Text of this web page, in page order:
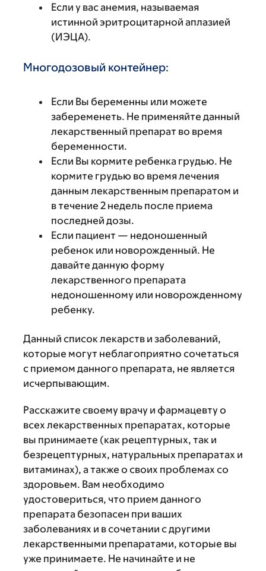
Если у вас анемия, называемая
истинной эритроцитарной аплазией
(ИЭЦА).
Многодозовый контейнер:
Если Вы беременны или можете
забеременеть. Не применяйте данный
лекарственный препарат во время
беременности.
Если Вы кормите ребенка грудью. Не
кормите грудью во время лечения
данным лекарственным препаратом и
в течение 2 недель после приема
последней дозы.
Если пациент — недоношенный
ребенок или новорожденный. Не
давайте данную форму
лекарственного препарата
недоношенному или новорожденному
ребенку.
Данный список лекарств и заболеваний,
которые могут неблагоприятно сочетаться
с приемом данного препарата, не является
исчерпывающим.
Расскажите своему врачу и фармацевту о
всех лекарственных препаратах, которые
вы принимаете (как рецептурных, так и
безрецептурных, натуральных препаратах и
витаминах), а также о своих проблемах со
здоровьем. Вам необходимо
удостовериться, что прием данного
препарата безопасен при ваших
заболеваниях и в сочетании с другими
лекарственными препаратами, которые вы
уже принимаете. Не начинайте и не